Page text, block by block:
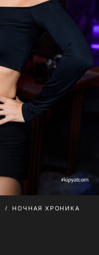
НОЧНАЯ ХРОНИКА